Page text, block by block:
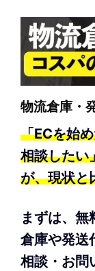
物流倉庫・
「ECを始
相談したい
が、現状と
まずは、無
倉庫や発送
相談・お問